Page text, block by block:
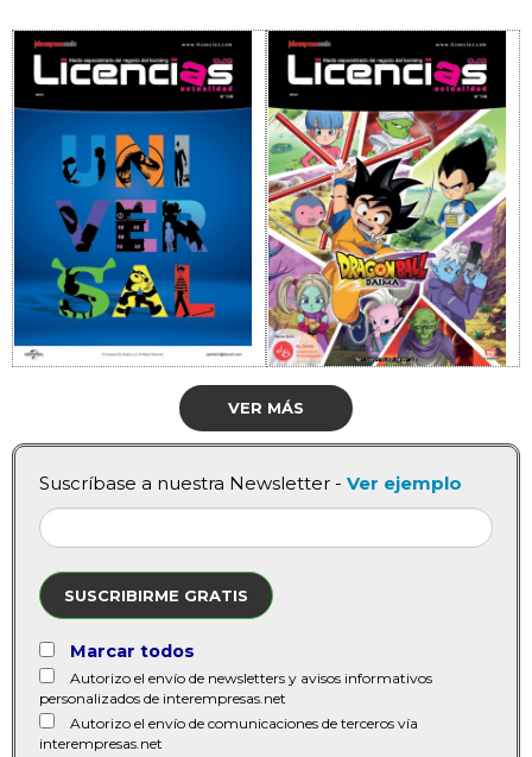
VER MÁS
Suscríbase a nuestra Newsletter - Ver ejemplo
SUSCRIBIRME GRATIS
Marcar todos
Autorizo el envío de newsletters y avisos informativos
personalizados de interempresas.net
Autorizo el envío de comunicaciones de terceros vía
interempresas.net